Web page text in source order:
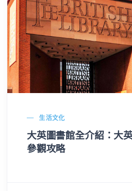
生活文化
大英圖書館全介紹：大
參觀攻略